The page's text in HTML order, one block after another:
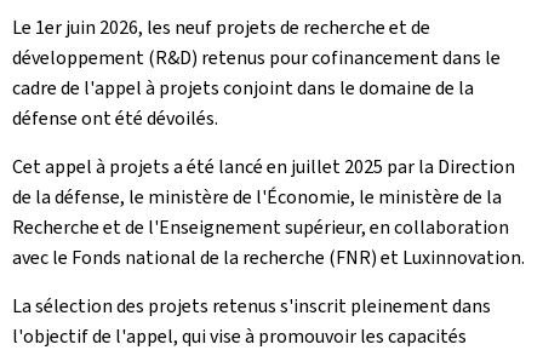
Le 1er juin 2026, les neuf projets de recherche et de
développement (R&D) retenus pour cofinancement dans le
cadre de l'appel à projets conjoint dans le domaine de la
défense ont été dévoilés.
Cet appel à projets a été lancé en juillet 2025 par la Direction
de la défense, le ministère de l'Économie, le ministère de la
Recherche et de l'Enseignement supérieur, en collaboration
avec le Fonds national de la recherche (FNR) et Luxinnovation.
La sélection des projets retenus s'inscrit pleinement dans
l'objectif de l'appel, qui vise à promouvoir les capacités